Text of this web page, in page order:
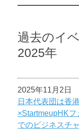
過去のイ
2025年
2025年11月2日
日本代表団は香
×StartmeupHK
でのビジネスチ